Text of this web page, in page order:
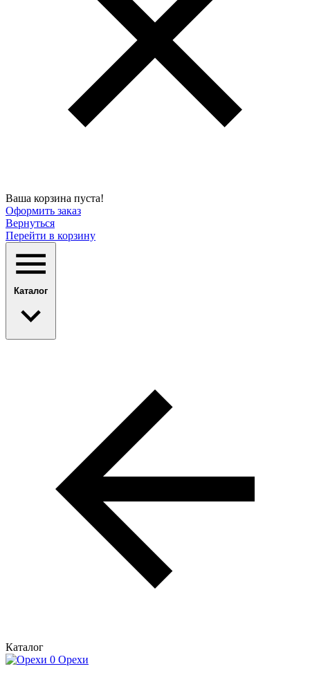
Ваша корзина пуста!
Оформить заказ
Вернуться
Перейти в корзину
Каталог
Каталог
Орехи